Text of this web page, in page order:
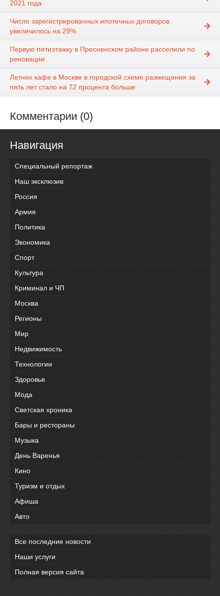
2021 года
Число зарегистрированных ипотечных договоров
увеличилось на 29%
Первую пятиэтажку в Пресненском районе расселили по
реновации
Летних кафе в Москве в городской схеме размещения за
пять лет стало на 72 процента больше
Комментарии (0)
Навигация
Специальный репортаж
Наш эксклюзив
Россия
Армия
Политика
Экономика
Спорт
Культура
Криминал и ЧП
Москва
Регионы
Мир
Недвижимость
Технологии
Здоровье
Мода
Светская хроника
Бары и рестораны
Музыка
День Варенья
Кино
Туризм и отдых
Афиша
Авто
Все последние новости
Наши услуги
Полная версия сайта